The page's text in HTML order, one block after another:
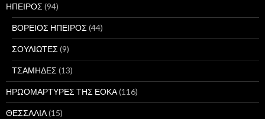
ΗΠΕΙΡΟΣ (94)
ΒΟΡΕΙΟΣ ΗΠΕΙΡΟΣ (44)
ΣΟΥΛΙΩΤΕΣ (9)
ΤΣΑΜΗΔΕΣ (13)
ΗΡΩΟΜΑΡΤΥΡΕΣ ΤΗΣ ΕΟΚΑ(116)
ΘΕΣΣΑΛΙΑ(15)